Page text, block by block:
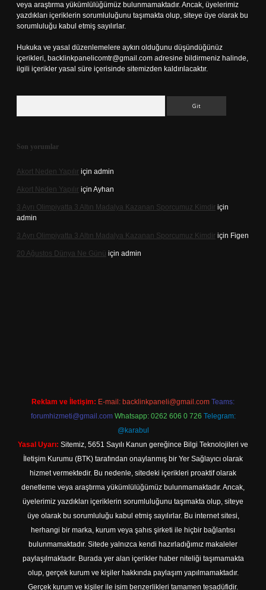
veya araştırma yükümlülüğümüz bulunmamaktadır. Ancak, üyelerimiz
yazdıkları içeriklerin sorumluluğunu taşımakta olup, siteye üye olarak bu
sorumluluğu kabul etmiş sayılırlar.
Hukuka ve yasal düzenlemelere aykırı olduğunu düşündüğünüz
içerikleri, backlinkpanelicomtr@gmail.com adresine bildirmeniz halinde,
ilgili içerikler yasal süre içerisinde sitemizden kaldırılacaktır.
Son yorumlar
Akort Neden Yapılır için admin
Akort Neden Yapılır için Ayhan
3 Ayrı Olimpiyatta 3 Altın Madalya Kazanan Sporcumuz Kimdir için
admin
3 Ayrı Olimpiyatta 3 Altın Madalya Kazanan Sporcumuz Kimdir için Figen
20 Ağustos Dünya Ne Günü için admin
Reklam ve İletişim: E-mail: backlinkpaneli@gmail.com Teams:
forumhizmeti@gmail.com Whatsapp: 0262 606 0 726 Telegram:
@karabul
Yasal Uyarı: Sitemiz, 5651 Sayılı Kanun gereğince Bilgi Teknolojileri ve
İletişim Kurumu (BTK) tarafından onaylanmış bir Yer Sağlayıcı olarak
hizmet vermektedir. Bu nedenle, sitedeki içerikleri proaktif olarak
denetleme veya araştırma yükümlülüğümüz bulunmamaktadır. Ancak,
üyelerimiz yazdıkları içeriklerin sorumluluğunu taşımakta olup, siteye
üye olarak bu sorumluluğu kabul etmiş sayılırlar. Bu internet sitesi,
herhangi bir marka, kurum veya şahıs şirketi ile hiçbir bağlantısı
bulunmamaktadır. Sitede yalnızca kendi hazırladığımız makaleler
paylaşılmaktadır. Burada yer alan içerikler haber niteliği taşımamakta
olup, gerçek kurum ve kişiler hakkında paylaşım yapılmamaktadır.
Gerçek kurum ve kişiler ile isim benzerlikleri tamamen tesadüfidir.